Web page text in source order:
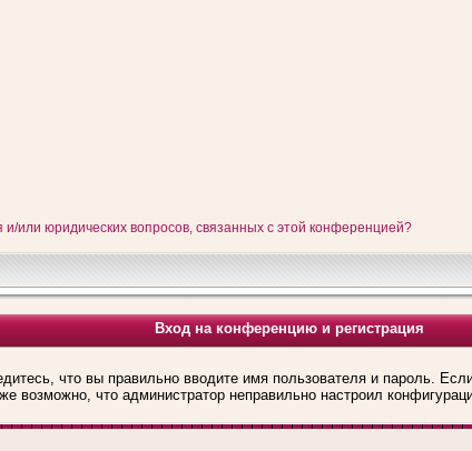
или юридических вопросов, связанных с этой конференцией?
Вход на конференцию и регистрация
что вы правильно вводите имя пользователя и пароль.
возможно, что администратор неправильно настроил